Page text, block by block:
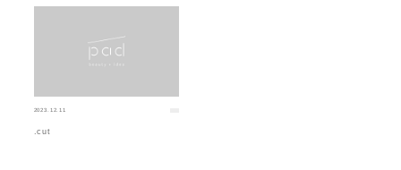
2023.12.11
.cut